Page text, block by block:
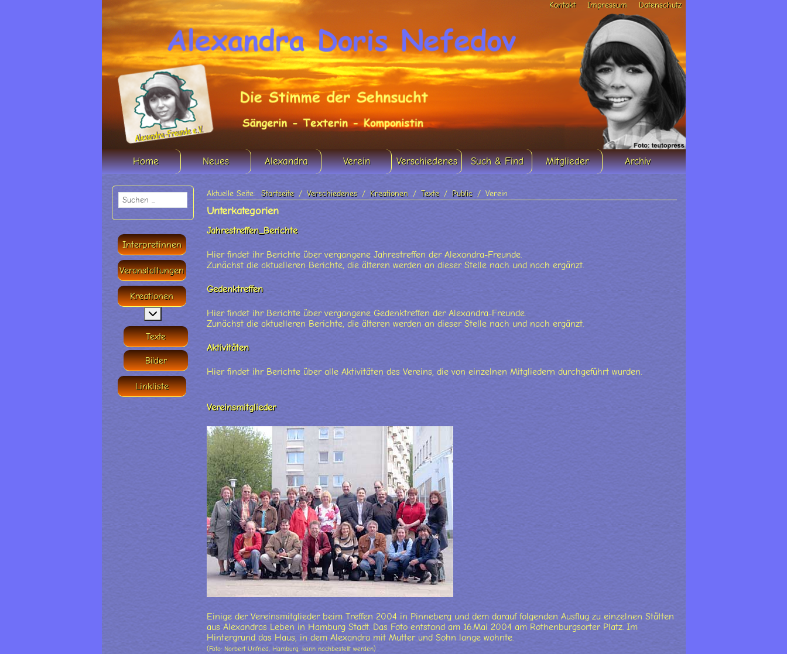
Kontakt Impressum Datenschutz
Home Neues Alexandra Verein Verschiedenes Such & Find Mitglieder Archiv
Interpretinnen
Veranstaltungen
Kreationen
MOD_MENU_TOGGLE_SUBMENU_LABEL
Texte
Bilder
Linkliste
Aktuelle Seite: Startseite Verschiedenes Kreationen Texte Public Verein
Unterkategorien
Jahrestreffen_Berichte
Hier findet ihr Berichte über vergangene Jahrestreffen der Alexandra-Freunde.
Zunächst die aktuelleren Berichte, die älteren werden an dieser Stelle nach und nach ergänzt.
Gedenktreffen
Hier findet ihr Berichte über vergangene Gedenktreffen der Alexandra-Freunde.
Zunächst die aktuelleren Berichte, die älteren werden an dieser Stelle nach und nach ergänzt.
Aktivitäten
Hier findet ihr Berichte über alle Aktivitäten des Vereins, die von einzelnen Mitgliedern durchgeführt wurden.
Vereinsmitglieder
Einige der Vereinsmitglieder beim Treffen 2004 in Pinneberg und dem darauf folgenden Ausflug zu einzelnen Stätten
aus Alexandras Leben in Hamburg Stadt. Das Foto entstand am 16.Mai 2004 am Rothenburgsorter Platz. Im
Hintergrund das Haus, in dem Alexandra mit Mutter und Sohn lange wohnte.
(Foto: Norbert Unfried, Hamburg, kann nachbestellt werden)